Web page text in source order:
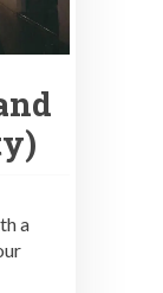
a